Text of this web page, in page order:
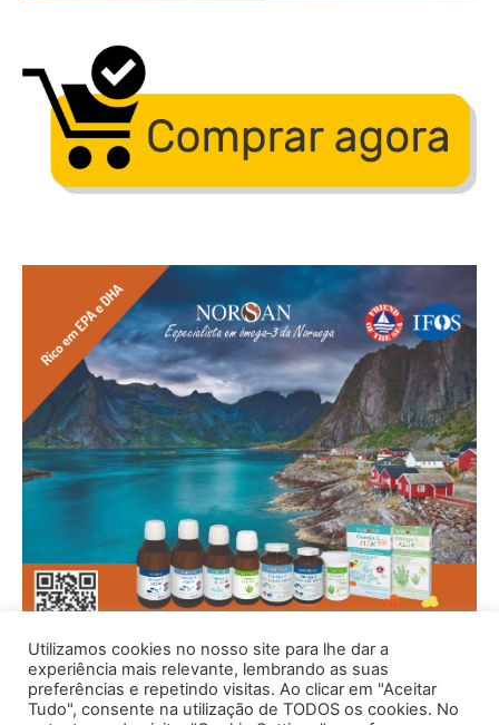
Utilizamos cookies no nosso site para lhe dar a
experiência mais relevante, lembrando as suas
preferências e repetindo visitas. Ao clicar em "Aceitar
Tudo", consente na utilização de TODOS os cookies. No